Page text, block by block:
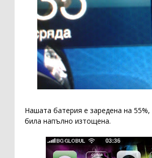
Нашата батерия е заредена на 55%,
била напълно изтощена.